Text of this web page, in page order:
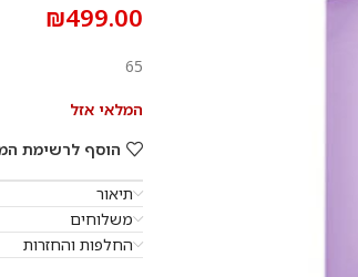
₪499.00
65
המלאי אזל
הוסף לרשימת
תיאור
משלוחים
החלפות והחזרות